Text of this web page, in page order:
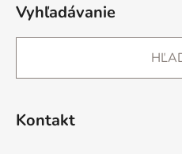
Vyhľadávanie
Kontakt